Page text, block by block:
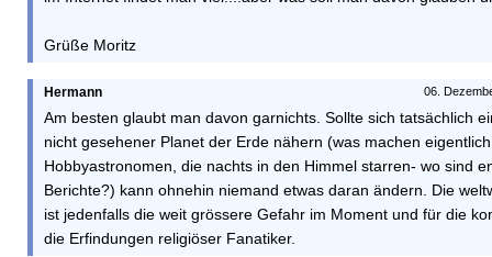
Grüße Moritz
06.
Hermann
Am besten glaubt man davon garnichts. Sollte sich tatsächlich
nicht gesehener Planet der Erde nähern (was machen
Hobbyastronomen, die nachts in den Himmel starren- wo sind
Berichte?) kann ohnehin niemand etwas daran ändern. Die
ist jedenfalls die weit grössere Gefahr im Moment und für die
die Erfindungen religiöser Fanatiker.